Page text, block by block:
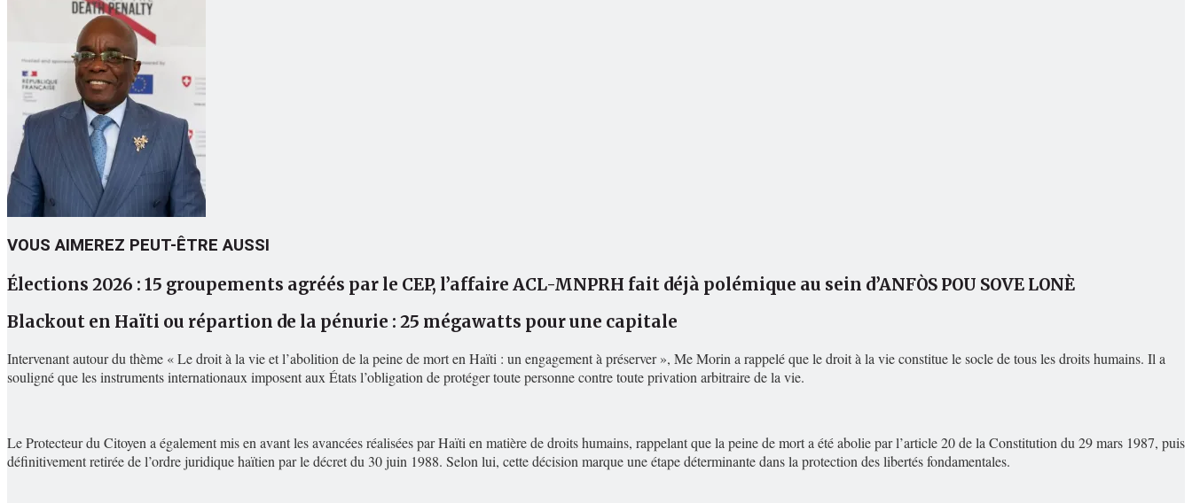
VOUS AIMEREZ PEUT-ÊTRE AUSSI
Élections 2026 : 15 groupements agréés par le CEP, l’affaire ACL-MNPRH fait déjà polémique au sein d’ANFÒS POU SOVE LONÈ
Blackout en Haïti ou répartion de la pénurie : 25 mégawatts pour une capitale
Intervenant autour du thème « Le droit à la vie et l’abolition de la peine de mort en Haïti : un engagement à préserver », Me Morin a rappelé que le droit à la vie constitue le socle de tous les droits humains. Il a
souligné que les instruments internationaux imposent aux États l’obligation de protéger toute personne contre toute privation arbitraire de la vie.
Le Protecteur du Citoyen a également mis en avant les avancées réalisées par Haïti en matière de droits humains, rappelant que la peine de mort a été abolie par l’article 20 de la Constitution du 29 mars 1987, puis
définitivement retirée de l’ordre juridique haïtien par le décret du 30 juin 1988. Selon lui, cette décision marque une étape déterminante dans la protection des libertés fondamentales.